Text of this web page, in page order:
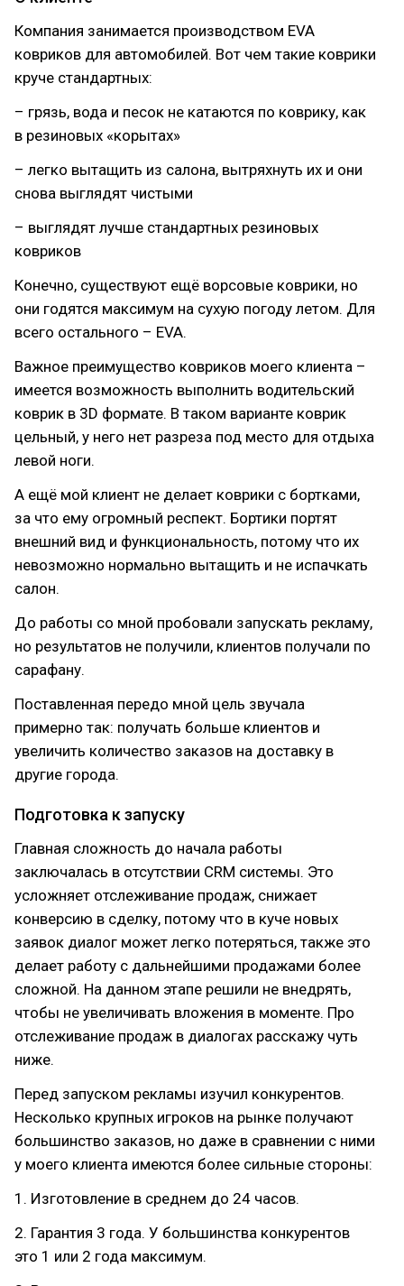
Компания занимается производством EVA
ковриков для автомобилей. Вот чем такие коврики
круче стандартных:
– грязь, вода и песок не катаются по коврику, как
в резиновых «корытах»
– легко вытащить из салона, вытряхнуть их и они
снова выглядят чистыми
– выглядят лучше стандартных резиновых
ковриков
Конечно, существуют ещё ворсовые коврики, но
они годятся максимум на сухую погоду летом. Для
всего остального – EVA.
Важное преимущество ковриков моего клиента –
имеется возможность выполнить водительский
коврик в 3D формате. В таком варианте коврик
цельный, у него нет разреза под место для отдыха
левой ноги.
А ещё мой клиент не делает коврики с бортками,
за что ему огромный респект. Бортики портят
внешний вид и функциональность, потому что их
невозможно нормально вытащить и не испачкать
салон.
До работы со мной пробовали запускать рекламу,
но результатов не получили, клиентов получали по
сарафану.
Поставленная передо мной цель звучала
примерно так: получать больше клиентов и
увеличить количество заказов на доставку в
другие города.
Подготовка к запуску
Главная сложность до начала работы
заключалась в отсутствии CRM системы. Это
усложняет отслеживание продаж, снижает
конверсию в сделку, потому что в куче новых
заявок диалог может легко потеряться, также это
делает работу с дальнейшими продажами более
сложной. На данном этапе решили не внедрять,
чтобы не увеличивать вложения в моменте. Про
отслеживание продаж в диалогах расскажу чуть
ниже.
Перед запуском рекламы изучил конкурентов.
Несколько крупных игроков на рынке получают
большинство заказов, но даже в сравнении с ними
у моего клиента имеются более сильные стороны:
1. Изготовление в среднем до 24 часов.
2. Гарантия 3 года. У большинства конкурентов
это 1 или 2 года максимум.